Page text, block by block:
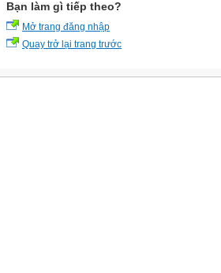
Bạn làm gì tiếp theo?
Mở trang đăng nhập
Quay trở lại trang trước